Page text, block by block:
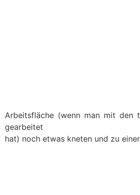
Arbeitsfläche (wenn man mit den
gearbeitet
hat) noch etwas kneten und zu